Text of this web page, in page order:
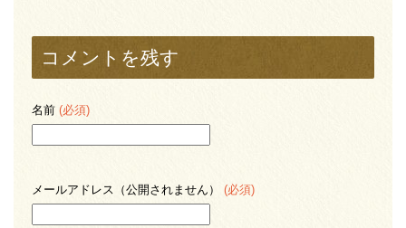
コメントを残す
名前 (必須)
メールアドレス（公開されません） (必須)